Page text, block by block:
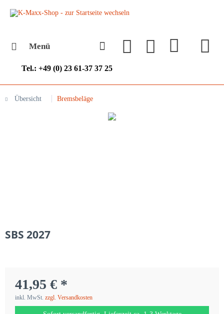
Tel.: +49 (0) 23 61-37 37 25
Menü
Übersicht Bremsbeläge
SBS 2027
41,95 € *
inkl. MwSt. zzgl. Versandkosten